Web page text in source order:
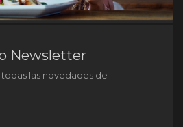
Newsletter
las novedades de